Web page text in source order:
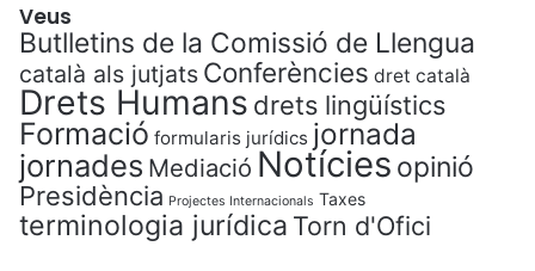
Veus
Butlletins de la Comissió de Llengua
català als jutjats Conferències dret català
Drets Humans drets lingüístics
Formació formularis jurídics jornada
jornades Mediació Notícies opinió
Presidència Projectes Internacionals Taxes
terminologia jurídica Torn d'Ofici